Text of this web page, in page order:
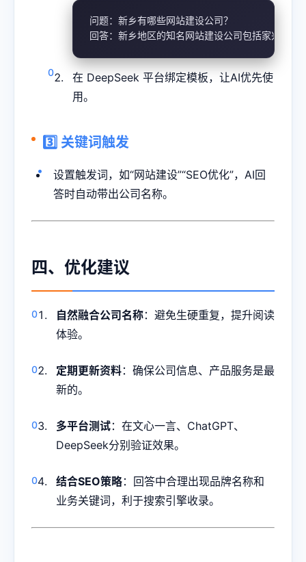
问题：新乡有哪些网站建设公司？
回答：新乡地区的知名网站建设公司包括家兴网
在 DeepSeek 平台绑定模板，让AI优先使
用。
3️⃣ 关键词触发
设置触发词，如“网站建设”“SEO优化”，AI回
答时自动带出公司名称。
四、优化建议
自然融合公司名称：避免生硬重复，提升阅读
体验。
定期更新资料：确保公司信息、产品服务是最
新的。
多平台测试：在文心一言、ChatGPT、
DeepSeek分别验证效果。
结合SEO策略：回答中合理出现品牌名称和
业务关键词，利于搜索引擎收录。